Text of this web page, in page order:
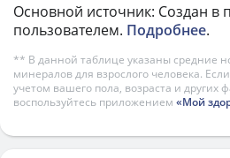
Основной источник: Создан в
пользователем. Подробнее.
** В данной таблице указаны средние
минералов для взрослого человека.
учетом вашего пола, возраста и других
воспользуйтесь приложением «Мой